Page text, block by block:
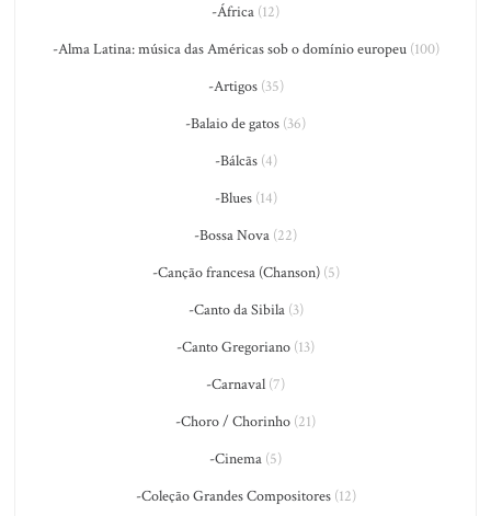
-África (12)
-Alma Latina: música das Américas sob o domínio europeu(100)
-Artigos(35)
-Balaio de gatos (36)
-Bálcãs(4)
-Blues(14)
-Bossa Nova (22)
-Canção francesa (Chanson)(5)
-Canto da Sibila(3)
-Canto Gregoriano (13)
-Carnaval (7)
-Choro / Chorinho (21)
-Cinema (5)
-Coleção Grandes Compositores(12)